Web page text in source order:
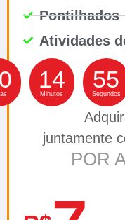
Pontilhados
Atividades
14
Minutos
54
Segundos
juntamente
POR